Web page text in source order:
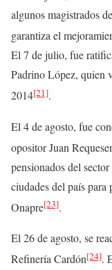
algunos magistrados
garantiza el
El 7 de julio, fue
Padrino López, quien
2014[21].
El 4 de agosto, fue
opositor Juan
pensionados del
ciudades del país
Onapre[23].
El 26 de agosto, se
Refinería Cardón[24].